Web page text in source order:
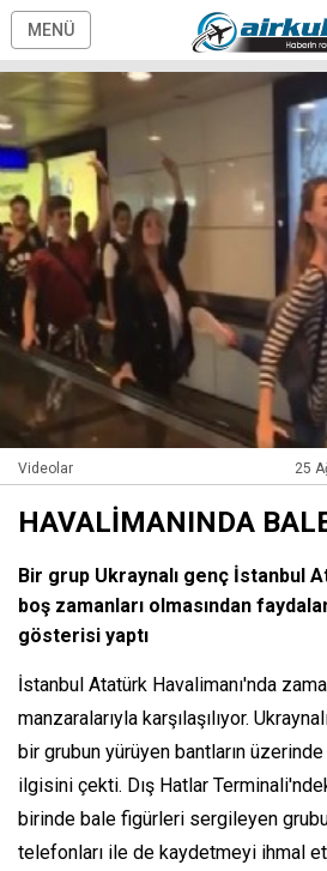
MENÜ
Videolar 25
HAVALİMANINDA
Bir grup Ukraynalı genç İstanbul
boş zamanları olmasından
gösterisi yaptı
İstanbul Atatürk Havalimanı'nda
manzaralarıyla karşılaşılıyor.
bir grubun yürüyen bantların
ilgisini çekti. Dış Hatlar
birinde bale figürleri sergileyen
telefonları ile de kaydetmeyi ihmal